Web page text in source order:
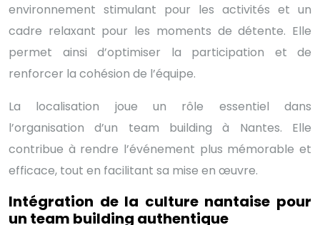
environnement stimulant pour les activités et un
cadre relaxant pour les moments de détente. Elle
permet ainsi d’optimiser la participation et de
renforcer la cohésion de l’équipe.
La localisation joue un rôle essentiel dans
l’organisation d’un team building à Nantes. Elle
contribue à rendre l’événement plus mémorable et
efficace, tout en facilitant sa mise en œuvre.
Intégration de la culture nantaise pour
un team building authentique